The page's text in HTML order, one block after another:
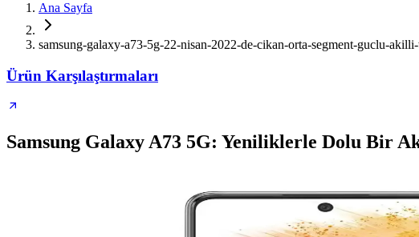
Ana Sayfa
samsung-galaxy-a73-5g-22-nisan-2022-de-cikan-orta-segment-guclu-
Ürün Karşılaştırmaları
Samsung Galaxy A73 5G: Yeniliklerle Dolu Bir